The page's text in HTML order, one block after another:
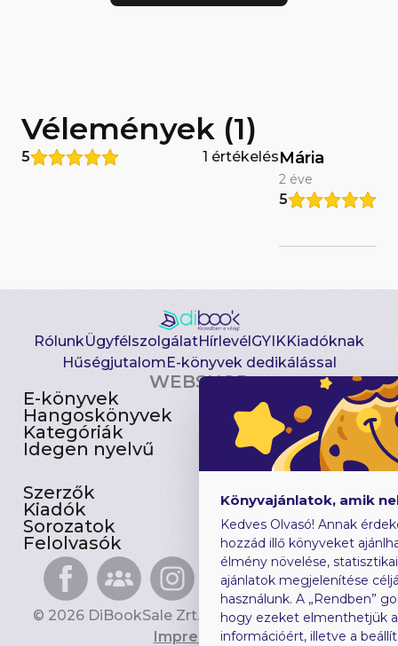
Vélemények (1)
5 1 értékelésMária
2 éve
5
RólunkÜgyfélszolgálatHírlevélGYIKKiadóknak
HűségjutalomE-könyvek dedikálással
WEBSHOP
E-könyvek
Hangoskönyvek
Kategóriák
Idegen nyelvű
Csomagajánlatok
Akciósak
Előjegyezhetők
Újdonságok
Szerzők
Kiadók
Sorozatok
Felolvasók
Gyerekkönyvek
Heti toplista
Ajándékutalvány
Blog
© 2026 DiBookSale Zrt. Minden jog fenntartva.
Impresszum
Könyvajánlatok, amik
Kedves Olvasó! Annak
hozzád illő könyveket
élmény növelése,
ajánlatok megjelenítése
használunk. A „Rendben”
hogy ezeket elmenthetjük
információért, illetve a